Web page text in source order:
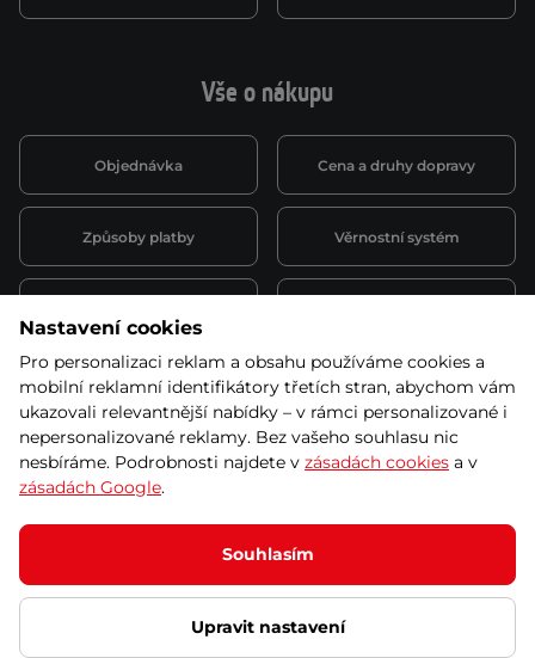
Vše o nákupu
Objednávka Cena a druhy dopravy
Způsoby platby Věrnostní systém
Půjčovna
obchodní podmínky
Kariéra
© 2026 SEVEN SPORT s.r.o Všechna práva vyhrazena
Podle zákona o evidenci tržeb je prodávající povinen vystavit
kupujícímu účtenku.
Zároveň je povinen zaevidovat přijatou tržbu u správce daně online; v
případě technického výpadku pak nejpozději do 48 hodin.
Ochrana osobních údajů Nastavení cookies Vnitřní oznamovací
Nastavení cookies
Pro personalizaci reklam a obsahu používáme cookies a
mobilní reklamní identifikátory třetích stran, abychom vám
ukazovali relevantnější nabídky – v rámci personalizované i
nepersonalizované reklamy. Bez vašeho souhlasu nic
nesbíráme. Podrobnosti najdete v zásadách cookies a v
zásadách Google.
Souhlasím
Upravit nastavení